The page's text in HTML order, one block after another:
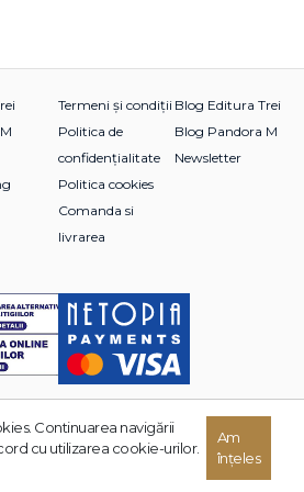
LANDON GIBSON — Nimic mai
, precum și romanulSurorile
Termeni și condiții
Politica de
confidențialitate
Politica cookies
Comanda si
livrarea
Blog Editura Trei
Blog Pandora M
Newsletter
TREI. Toate drepturile rezervate.
Continuarea navigării
cu utilizarea cookie-urilor.
Am
înțeles